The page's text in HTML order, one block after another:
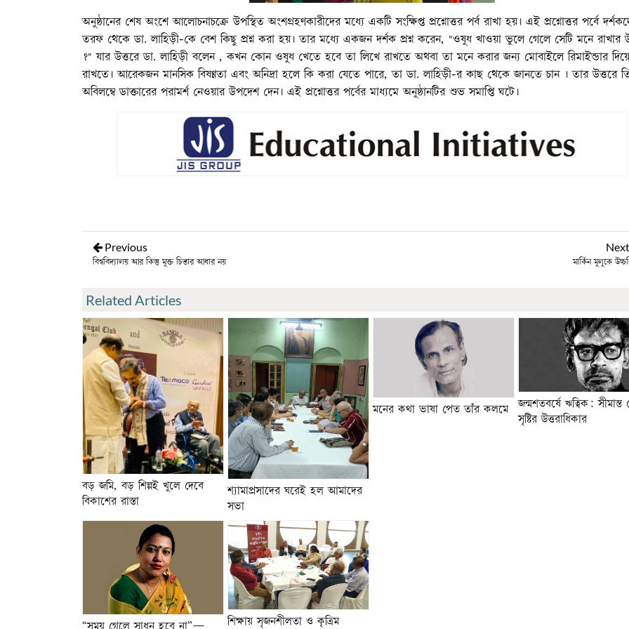
অনুষ্ঠানের শেষ অংশে আলোচনাচক্রে উপস্থিত অংশগ্রহণকারীদের মধ্যে একটি সংক্ষিপ্ত প্রশ্নোত্তর পর্ব রাখা হয়। এই প্রশ্নোত্তর পর্বে
তরফ থেকে ডা. লাহিড়ী-কে বেশ কিছু প্রশ্ন করা হয়। তার মধ্যে একজন দর্শক প্রশ্ন করেন, "ওষুধ খাওয়া ভুলে গেলে সেটি মনে রাখার
?" যার উত্তরে ডা. লাহিড়ী বলেন , কখন কোন ওষুধ খেতে হবে তা লিখে রাখতে অথবা তা মনে করার জন্য মোবাইলে রিমাইন্ডার দিয়ে
রাখতে। আরেকজন মানসিক বিষণ্ণতা এবং অনিদ্রা হলে কি করা যেতে পারে, তা ডা. লাহিড়ী-র কাছ থেকে জানতে চান । তার উত্তরে
অবিলম্বে ডাক্তারের পরামর্শ নেওয়ার উপদেশ দেন। এই প্রশ্নোত্তর পর্বের মাধ্যমে অনুষ্ঠানটির শুভ সমাপ্তি ঘটে।
Previous
বিশ্ববিদ্যালয় আর কিন্তু মুক্ত চিন্তার আধার নয়
Next
মার্কিন মুলুকে
Related Articles
বড় জমি, বড় শিল্পই খুলে দেবে
বিকাশের রাস্তা
শ্যামাপ্রসাদের ঘরেই হল আমাদের
সভা
মনের কথা ভাষা পেত তাঁর কলমে জন্মশতবর্ষে ঋত্বিক: সীমান্ত
সৃষ্টির উত্তরাধিকার
শিক্ষায় সৃজনশীলতা ও কৃত্রিম